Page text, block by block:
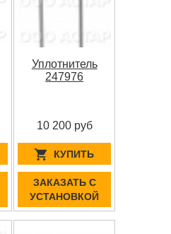
Уплотнитель
247976
10 200 руб
КУПИТЬ
ЗАКАЗАТЬ С
УСТАНОВКОЙ